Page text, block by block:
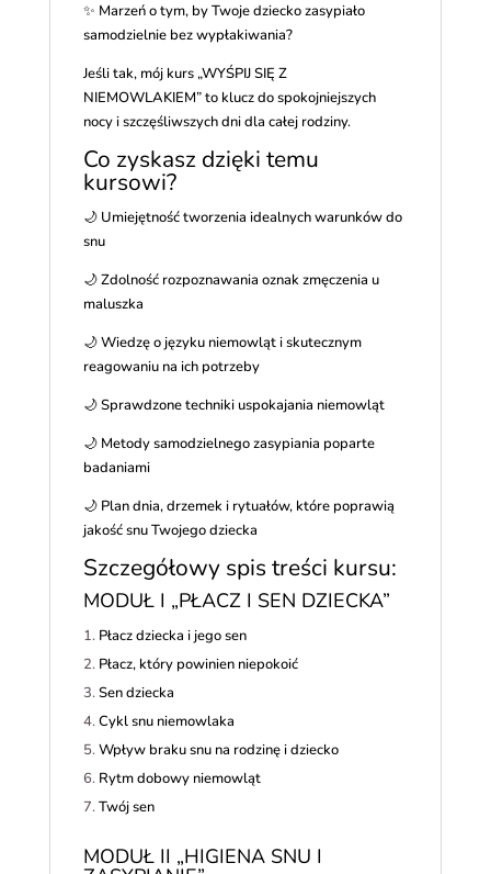
✨ Marzeń o tym, by Twoje dziecko zasypiało
samodzielnie bez wypłakiwania?
Jeśli tak, mój kurs „WYŚPIJ SIĘ Z
NIEMOWLAKIEM” to klucz do spokojniejszych
nocy i szczęśliwszych dni dla całej rodziny.
Co zyskasz dzięki temu
kursowi?
🌙 Umiejętność tworzenia idealnych warunków do
snu
🌙 Zdolność rozpoznawania oznak zmęczenia u
maluszka
🌙 Wiedzę o języku niemowląt i skutecznym
reagowaniu na ich potrzeby
🌙 Sprawdzone techniki uspokajania niemowląt
🌙 Metody samodzielnego zasypiania poparte
badaniami
🌙 Plan dnia, drzemek i rytuałów, które poprawią
jakość snu Twojego dziecka
Szczegółowy spis treści kursu:
MODUŁ I „PŁACZ I SEN DZIECKA”
Płacz dziecka i jego sen
Płacz, który powinien niepokoić
Sen dziecka
Cykl snu niemowlaka
Wpływ braku snu na rodzinę i dziecko
Rytm dobowy niemowląt
Twój sen
MODUŁ II „HIGIENA SNU I